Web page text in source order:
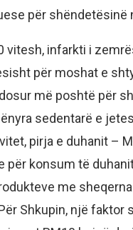
për shëndetësinë
vitesh, infarkti i
për moshat e
më poshtë për
sedentarë e
pirja e duhanit –
për konsum të
me
Shkupin, një faktor